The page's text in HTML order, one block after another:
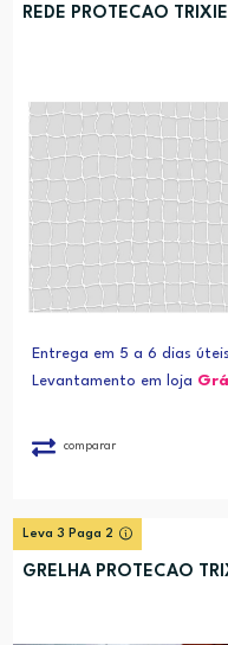
REDE PROTECAO
Entrega em 5 a 6 dias úteis
Levantamento em loja
comparar
Leva 3 Paga 2
GRELHA PROTECAO